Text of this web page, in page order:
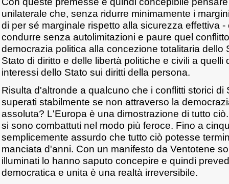
unilaterale che, senza ridurre minimamente i
di per sé marginale rispetto alla sicurezza effettiva
condurre senza autolimitazioni e paure quel
democrazia politica alla concezione totalitaria dello
Stato di diritto e delle libertà politiche e civili a quelli
interessi dello Stato sui diritti della persona.
Risulta d'altronde a qualcuno che i conflitti storici di
superati stabilmente se non attraverso la
assoluta? L'Europa è una dimostrazione di tutto
si sono combattuti nel modo più feroce. Fino a
semplicemente assurdo che tutto ciò potesse
manciata d'anni. Con un manifesto da Ventotene
illuminati lo hanno saputo concepire e quindi
democratica e unita è una realtà irreversibile.